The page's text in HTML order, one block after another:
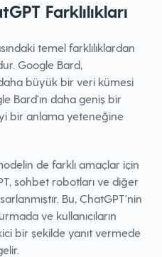
Farklılıkları
temel farklılıklardan
Google Bard,
büyük bir veri kümesi
Bard'ın daha geniş bir
bir anlama yeteneğine
de farklı amaçlar için
sohbet robotları ve diğer
Bu, ChatGPT'nin
ve kullanıcıların
bir şekilde yanıt vermede